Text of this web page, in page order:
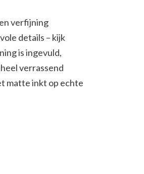
verfijning
details – kijk
is ingevuld,
verrassend
matte inkt op echte